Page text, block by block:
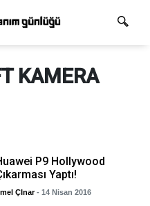
KAMERA
P9 Hollywood
Yaptı!
ÇInar - 14 Nisan 2016